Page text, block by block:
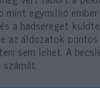
mint egymillió
a hadsereget
az áldozatok pontos
sem lehet. A